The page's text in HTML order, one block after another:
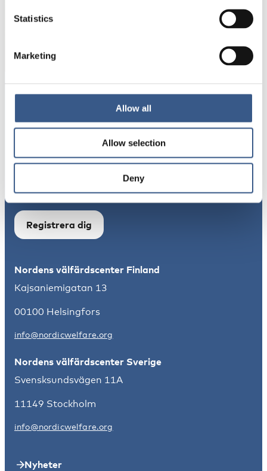
Statistics
Marketing
Allow all
Allow selection
Deny
*Obligatoriskt
Integration
Få nyhetsbrev och aviseringar om nya
publikationer, evenemang och statistik.
Registrera dig
Nordens välfärdscenter Finland
Kajsaniemigatan 13
00100 Helsingfors
info@nordicwelfare.org
Nordens välfärdscenter Sverige
Svensksundsvägen 11A
11149 Stockholm
info@nordicwelfare.org
Nyheter